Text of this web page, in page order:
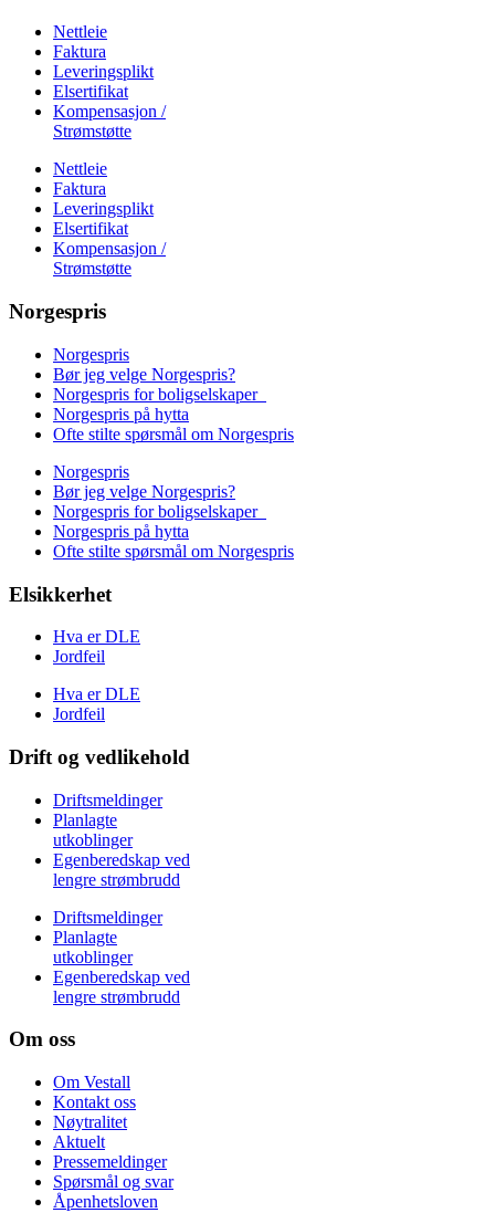
Nettleie
Faktura
Leveringsplikt
Elsertifikat
Kompensasjon /
Strømstøtte
Nettleie
Faktura
Leveringsplikt
Elsertifikat
Kompensasjon /
Strømstøtte
Norgespris
Norgespris
Bør jeg velge Norgespris?
Norgespris for boligselskaper
Norgespris på hytta
Ofte stilte spørsmål om Norgespris
Norgespris
Bør jeg velge Norgespris?
Norgespris for boligselskaper
Norgespris på hytta
Ofte stilte spørsmål om Norgespris
Elsikkerhet
Hva er DLE
Jordfeil
Hva er DLE
Jordfeil
Drift og vedlikehold
Driftsmeldinger
Planlagte
utkoblinger
Egenberedskap ved
lengre strømbrudd
Driftsmeldinger
Planlagte
utkoblinger
Egenberedskap ved
lengre strømbrudd
Om oss
Om Vestall
Kontakt oss
Nøytralitet
Aktuelt
Pressemeldinger
Spørsmål og svar
Åpenhetsloven